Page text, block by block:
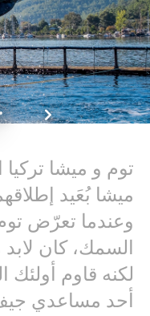
توم و ميشا تركيا
ميشا بُعَيد
وعندما تعرّض
السمك، كان
لكنه قاوم أولئك
أحد مساعدي